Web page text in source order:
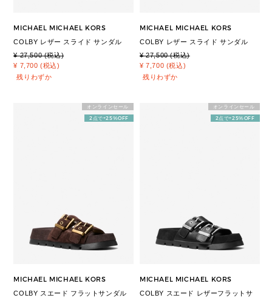
MICHAEL MICHAEL KORS
COLBY レザー スライド サンダル
¥ 27,500 (税込)
¥ 7,700 (税込)
残りわずか
MICHAEL MICHAEL KORS
COLBY レザー スライド サンダル
¥ 27,500 (税込)
¥ 7,700 (税込)
残りわずか
オンラインセール
2点で+25%OFF
MICHAEL MICHAEL KORS
COLBY スエード フラットサンダル
オンラインセール
2点で+25%OFF
MICHAEL MICHAEL KORS
COLBY スエード レザーフラットサ